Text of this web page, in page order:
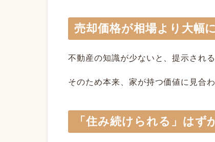
売却価格が相場より大幅
不動産の知識が少ないと、提示され
そのため本来、家が持つ価値に見合
「住み続けられる」はず